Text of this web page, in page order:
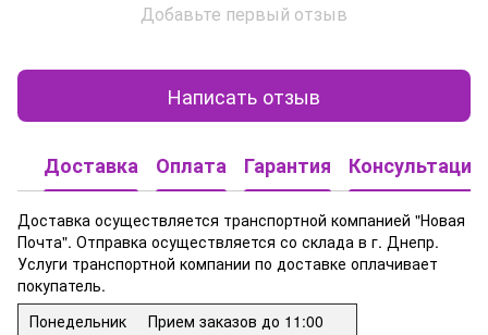
Добавьте первый отзыв
Написать отзыв
Доставка Оплата Гарантия Консультация
Доставка осуществляется транспортной компанией "Новая
Почта". Отправка осуществляется со склада в г. Днепр.
Услуги транспортной компании по доставке оплачивает
покупатель.
Понедельник
Прием заказов до 11:00